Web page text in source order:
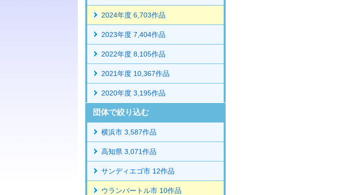
2024年度 6,703作品
2023年度 7,404作品
2022年度 8,105作品
2021年度 10,367作品
2020年度 3,195作品
団体で絞り込む
横浜市 3,587作品
高知県 3,071作品
サンディエゴ市 12作品
ウランバートル市 10作品